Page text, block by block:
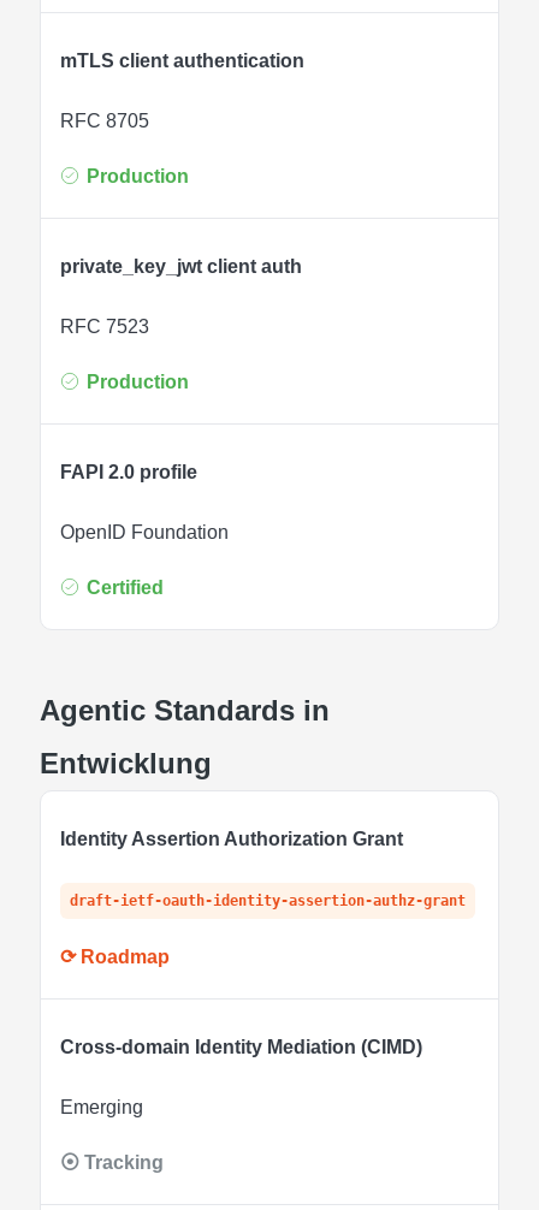
mTLS client authentication
RFC 8705
Production
private_key_jwt client auth
RFC 7523
Production
FAPI 2.0 profile
OpenID Foundation
Certified
Agentic Standards in
Entwicklung
Identity Assertion Authorization Grant
draft-ietf-oauth-identity-assertion-authz-grant
⟳ Roadmap
Cross-domain Identity Mediation (CIMD)
Emerging
⦿ Tracking